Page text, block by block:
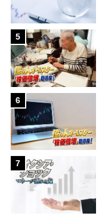
5
6
7